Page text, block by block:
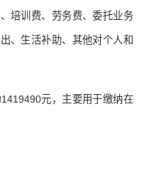
培训费、劳务费、委托业务
、生活补助、其他对个人和
元，主要用于缴纳在